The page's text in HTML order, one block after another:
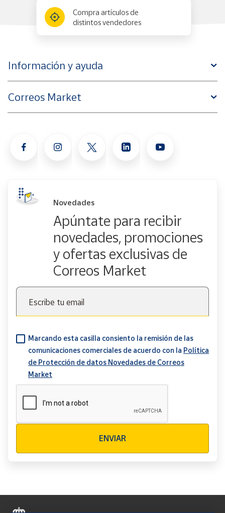
Compra artículos de
distintos vendedores
Información y ayuda
Correos Market
Novedades
Apúntate para recibir
novedades, promociones
y ofertas exclusivas de
Correos Market
Escribe tu email
Marcando esta casilla consiento la remisión de las
comunicaciones comerciales de acuerdo con la Política
de Protección de datos Novedades de Correos
Market
ENVIAR